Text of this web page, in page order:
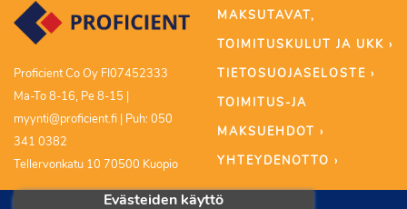
Proficient Co Oy FI07452333
Ma-To 8-16, Pe 8-15 |
myynti@proficient.fi | Puh: 050
341 0382
Tellervonkatu 10 70500 Kuopio
MAKSUTAVAT,
TOIMITUSKULUT JA UKK ›
TIETOSUOJASELOSTE ›
TOIMITUS-JA
MAKSUEHDOT ›
YHTEYDENOTTO ›
Evästeiden käyttö